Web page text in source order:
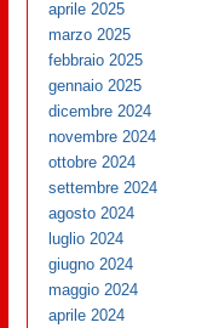
aprile 2025
marzo 2025
febbraio 2025
gennaio 2025
dicembre 2024
novembre 2024
ottobre 2024
settembre 2024
agosto 2024
luglio 2024
giugno 2024
maggio 2024
aprile 2024